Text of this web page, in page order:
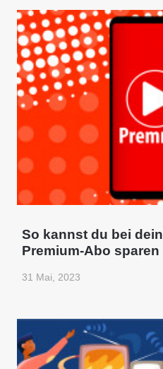
So kannst du bei
Premium-Abo sparen
31 Mai, 2023